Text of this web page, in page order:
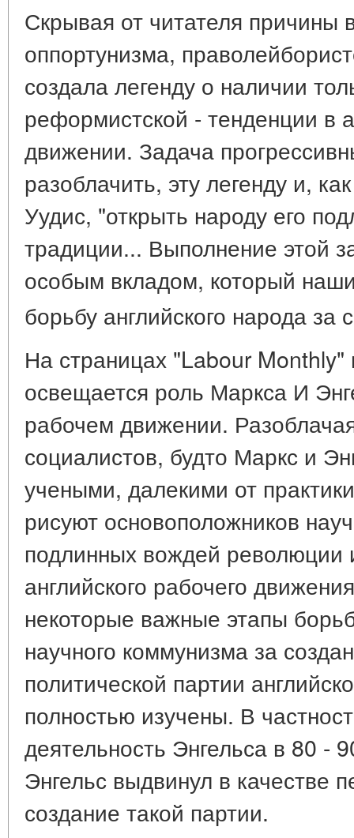
Скрывая от читателя причины
оппортунизма,
создала легенду о наличии
реформистской - тенденции в
движении. Задача
разоблачить, эту легенду и,
Уудис, "открыть народу его
традиции... Выполнение этой
особым вкладом, который
борьбу английского народа за
На страницах "Labour
освещается роль Маркса И
рабочем движении.
социалистов, будто Маркс и
учеными, далекими от
рисуют основоположников
подлинных вождей революции
английского рабочего
некоторые важные этапы
научного коммунизма за
политической партии
полностью изучены. В
деятельность Энгельса в 80 -
Энгельс выдвинул в качестве
создание такой партии.